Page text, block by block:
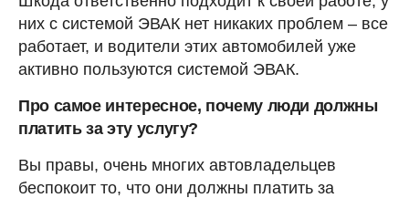
них с системой ЭВАК нет никаких проблем – все
работает, и водители этих автомобилей уже
активно пользуются системой ЭВАК.
Про самое интересное, почему люди должны
платить за эту услугу?
Вы правы, очень многих автовладельцев
беспокоит то, что они должны платить за